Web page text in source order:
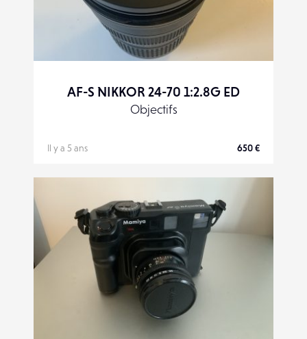
AF-S NIKKOR 24-70 1:2.8G ED
Objectifs
Il y a 5 ans 650 €